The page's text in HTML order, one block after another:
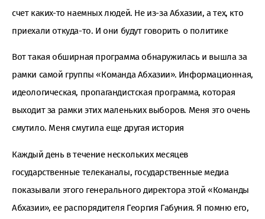
счет каких-то наемных людей. Не из-за Абхазии, а тех, кто
приехали откуда-то. И они будут говорить о политике
Вот такая обширная программа обнаружилась и вышла за
рамки самой группы «Команда Абхазии». Информационная,
идеологическая, пропагандистская программа, которая
выходит за рамки этих маленьких выборов. Меня это очень
смутило. Меня смутила еще другая история
Каждый день в течение нескольких месяцев
государственные телеканалы, государственные медиа
показывали этого генерального директора этой «Команды
Абхазии», ее распорядителя Георгия Габуния. Я помню его,